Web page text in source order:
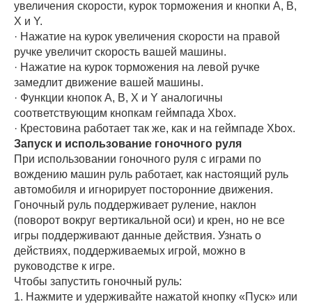
увеличения скорости, курок торможения и кнопки A, B,
X и Y.
· Нажатие на курок увеличения скорости на правой
ручке увеличит скорость вашей машины.
· Нажатие на курок торможения на левой ручке
замедлит движение вашей машины.
· Функции кнопок A, B, X и Y аналогичны
соответствующим кнопкам геймпада Xbox.
· Крестовина работает так же, как и на геймпаде Xbox.
Запуск и использование гоночного руля
При использовании гоночного руля с играми по
вождению машин руль работает, как настоящий руль
автомобиля и игнорирует посторонние движения.
Гоночный руль поддерживает руление, наклон
(поворот вокруг вертикальной оси) и крен, но не все
игры поддерживают данные действия. Узнать о
действиях, поддерживаемых игрой, можно в
руководстве к игре.
Чтобы запустить гоночный руль:
1. Нажмите и удерживайте нажатой кнопку «Пуск» или